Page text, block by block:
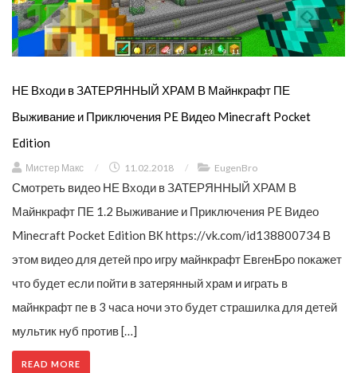
НЕ Входи в ЗАТЕРЯННЫЙ ХРАМ В Майнкрафт ПЕ
Выживание и Приключения PE Видео Minecraft Pocket
Edition
Мистер Макс / 11.02.2018 / EugenBro
Смотреть видео НЕ Входи в ЗАТЕРЯННЫЙ ХРАМ В
Майнкрафт ПЕ 1.2 Выживание и Приключения PE Видео
Minecraft Pocket Edition ВК https://vk.com/id138800734 В
этом видео для детей про игру майнкрафт ЕвгенБро покажет
что будет если пойти в затерянный храм и играть в
майнкрафт пе в 3 часа ночи это будет страшилка для детей
мультик нуб против […]
READ MORE